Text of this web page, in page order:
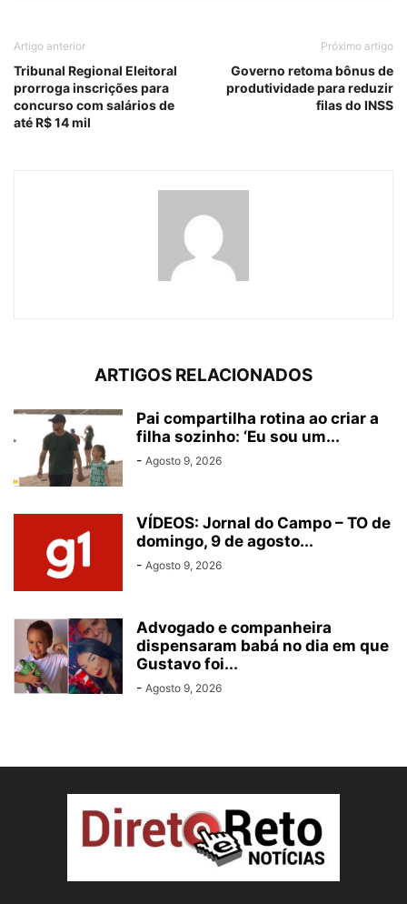
Artigo anterior
Tribunal Regional Eleitoral
prorroga inscrições para
concurso com salários de
até R$ 14 mil
Próximo artigo
Governo retoma bônus de
produtividade para reduzir
filas do INSS
ARTIGOS RELACIONADOS
Pai compartilha rotina ao criar a
filha sozinho: ‘Eu sou um...
- Agosto 9, 2026
VÍDEOS: Jornal do Campo – TO de
domingo, 9 de agosto...
- Agosto 9, 2026
Advogado e companheira
dispensaram babá no dia em que
Gustavo foi...
- Agosto 9, 2026